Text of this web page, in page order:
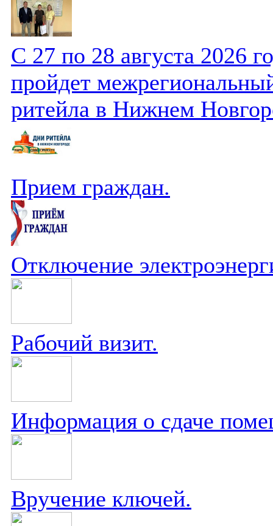
С 27 по 28 августа 2026
пройдет
ритейла в Нижнем
Прием граждан.
Отключение
Рабочий визит.
Информация о сдаче
Вручение ключей.